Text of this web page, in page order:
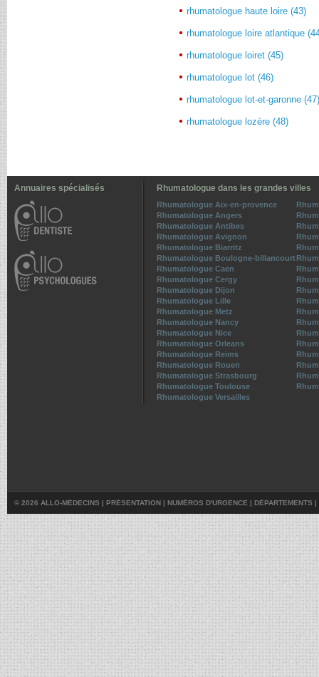
rhumatologue haute loire (43)
rhumatologue loire atlantique
rhumatologue loiret (45)
rhumatologue lot (46)
rhumatologue lot-et-garonne
rhumatologue lozère (48)
Annuaires spécialisés Rhumatologue dans les grandes villes
Rhumatologue Aix-en-provence
Rhumatologue Angers
Rhumatologue Antibes
Rhumatologue Avignon
Rhumatologue Biarritz
Rhumatologue Boulogne-billancourt
Rhumatologue Caen
Rhumatologue Cergy
Rhumatologue Dijon
Rhumatologue Lille
Rhumatologue Metz
Rhumatologue Nancy
Rhumatologue Nice
Rhumatologue Orleans
Rhumatologue Reims
Rhumatologue Rouen
Rhumatologue Strasbourg
Rhumatologue Toulouse
Rhumatologue Versailles
© 2026 ALLO-MÉDECINS | PRÉSENTATION | NUMÉROS D'URGENCE | DÉPARTEMENTS |